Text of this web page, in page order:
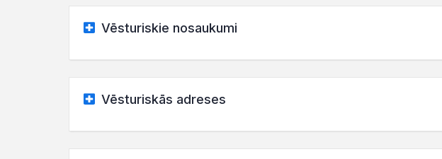
Vēsturiskie nosaukumi
Vēsturiskās adreses